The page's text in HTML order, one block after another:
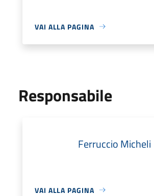
VAI ALLA PAGINA
Responsabile
Ferruccio Micheli
VAI ALLA PAGINA